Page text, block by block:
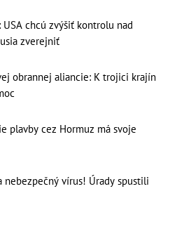
chcú zvýšiť kontrolu nad
zverejniť
obrannej aliancie: K trojici krajín
plavby cez Hormuz má svoje
nebezpečný vírus! Úrady spustili